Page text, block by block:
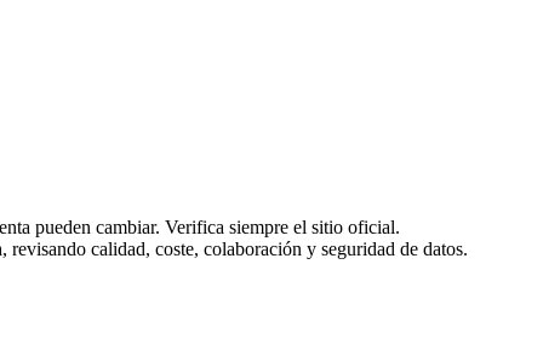
pueden cambiar. Verifica siempre el sitio oficial.
calidad, coste, colaboración y seguridad de datos.